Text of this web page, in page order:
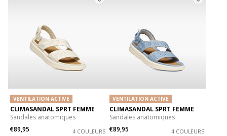
VENTILATION ACTIVE
CLIMASANDAL SPRT FEMME
Sandales anatomiques
€89,95
4 COULEURS
VENTILATION ACTIVE
CLIMASANDAL SPRT FEMME
Sandales anatomiques
€89,95
4 COULEURS